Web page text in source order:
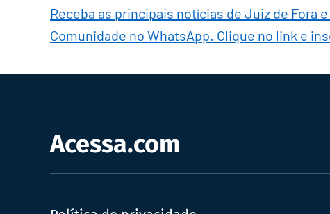
Receba as principais notícias de Juiz de Fora
Comunidade no WhatsApp. Clique no link e
Acessa.com